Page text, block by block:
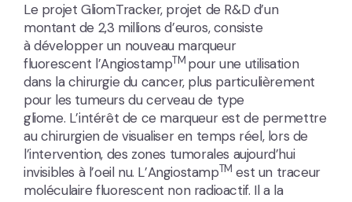
Le projet GliomTracker, projet de R&D d’un
montant de 2,3 millions d’euros, consiste
à développer un nouveau marqueur
fluorescent l’AngiostampTM pour une utilisation
dans la chirurgie du cancer, plus particulièrement
pour les tumeurs du cerveau de type
gliome. L’intérêt de ce marqueur est de permettre
au chirurgien de visualiser en temps réel, lors de
l’intervention, des zones tumorales aujourd’hui
invisibles à l’oeil nu. L’AngiostampTM est un traceur
moléculaire fluorescent non radioactif. Il a la